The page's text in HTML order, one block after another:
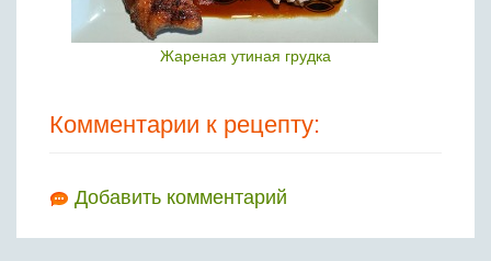
Жареная утиная грудка
Комментарии к рецепту:
Добавить комментарий